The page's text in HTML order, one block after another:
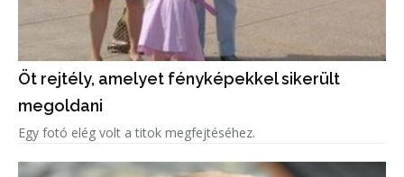
Öt rejtély, amelyet fényképekkel sikerült
megoldani
Egy fotó elég volt a titok megfejtéséhez.